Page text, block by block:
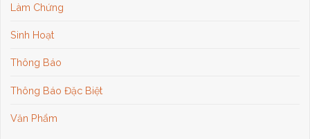
Làm Chứng
Sinh Hoạt
Thông Báo
Thông Báo Đặc Biệt
Văn Phẩm